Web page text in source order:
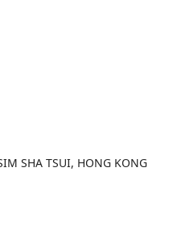
SHA TSUI, HONG KONG